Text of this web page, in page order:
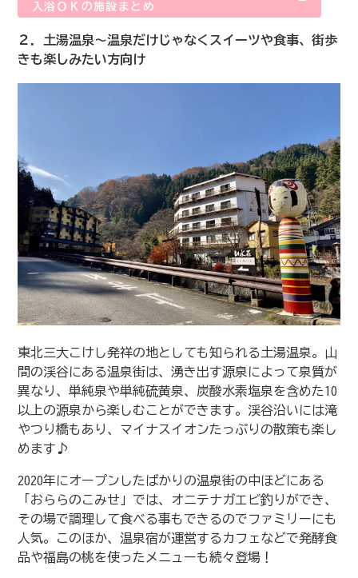
入浴ＯＫの施設まとめ
２．土湯温泉〜温泉だけじゃなくスイーツや食事、街歩
きも楽しみたい方向け
東北三大こけし発祥の地としても知られる土湯温泉。山
間の渓谷にある温泉街は、湧き出す源泉によって泉質が
異なり、単純泉や単純硫黄泉、炭酸水素塩泉を含めた10
以上の源泉から楽しむことができます。渓谷沿いには滝
やつり橋もあり、マイナスイオンたっぷりの散策も楽し
めます♪
2020年にオープンしたばかりの温泉街の中ほどにある
「おららのこみせ」では、オニテナガエビ釣りができ、
その場で調理して食べる事もできるのでファミリーにも
人気。このほか、温泉宿が運営するカフェなどで発酵食
品や福島の桃を使ったメニューも続々登場！